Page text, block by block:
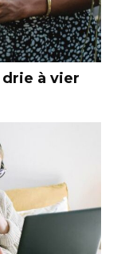
à vier